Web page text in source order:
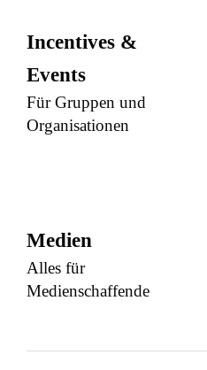
Incentives &
Events
Für Gruppen und
Organisationen
Medien
Alles für
Medienschaffende